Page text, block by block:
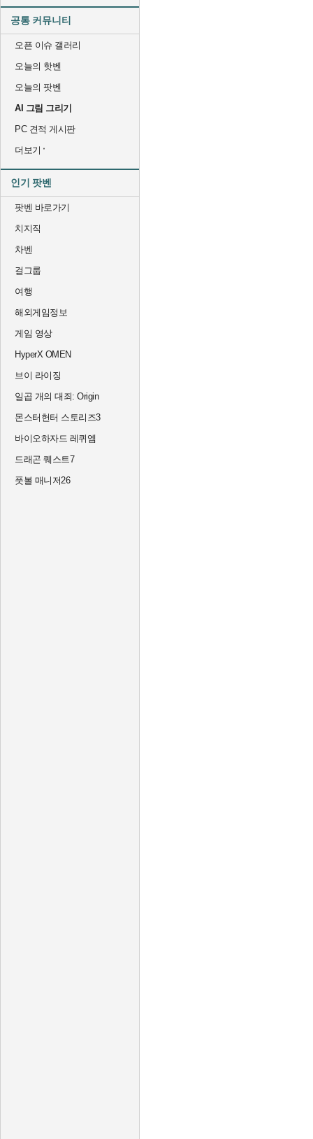
공통 커뮤니티
오픈 이슈 갤러리
오늘의 핫벤
오늘의 팟벤
AI 그림 그리기
PC 견적 게시판
더보기
인기 팟벤
팟벤 바로가기
치지직
차벤
걸그룹
여행
해외게임정보
게임 영상
HyperX OMEN
브이 라이징
일곱 개의 대죄: Origin
몬스터헌터 스토리즈3
바이오하자드 레퀴엠
드래곤 퀘스트7
풋볼 매니저26